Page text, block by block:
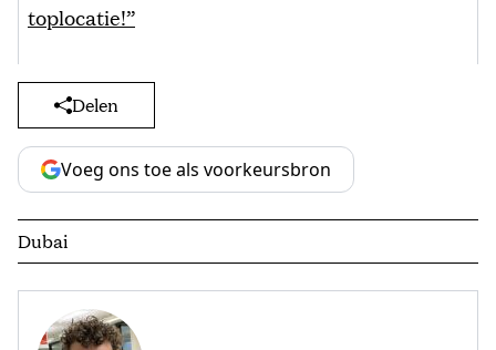
toplocatie!”
Delen
Voeg ons toe als voorkeursbron
Dubai